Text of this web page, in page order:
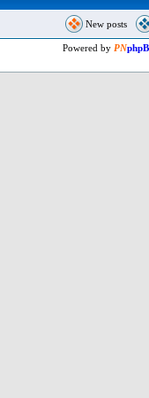
New posts
Powered by PN